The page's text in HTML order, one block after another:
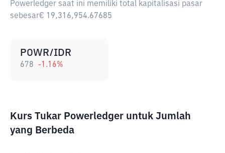
Powerledger saat ini memiliki total kapitalisasi pasar
sebesar€ 19,316,954.67685
POWR/IDR
678 -1.16%
Kurs Tukar Powerledger untuk Jumlah
yang Berbeda